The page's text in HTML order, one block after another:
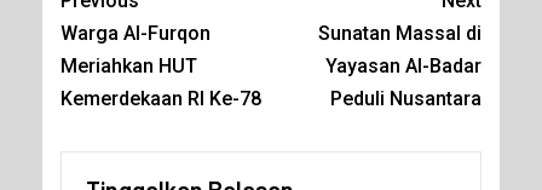
Warga Al-Furqon
Meriahkan HUT
Kemerdekaan RI Ke-78
Sunatan Massal di
Yayasan Al-Badar
Peduli Nusantara